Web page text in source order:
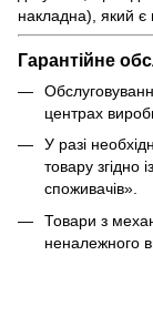
накладна), який є
Гарантійне
центрах
У разі
товару згідно
споживачів».
Товари з
неналежного